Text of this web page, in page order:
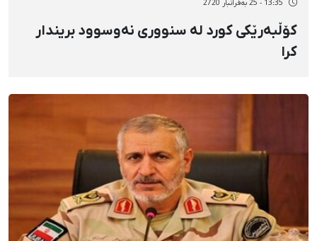
13:35 - 25 بەفرانبار 2720
کۆڵبەرێکی کورد لە سنووری نەوسوود بریندار
کرا